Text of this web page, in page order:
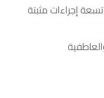
إجراءات مثبتة